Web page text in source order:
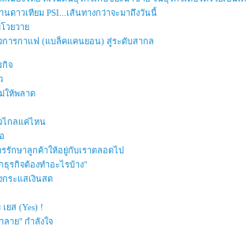
ดาวเทียม PSI...เส้นทางกว่าจะมาถึงวันนี้
วยวาย
การกาแฟ (แบล็คแคนยอน) สู่ระดับสากล
กิจ
ให้พลาด
ไกลแค่ไหน
รักษาลูกค้าให้อยู่กับเราตลอดไป
รกิจต้องทำอะไรบ้าง"
ระแสเงินสด
ยส (Yes) !
ลาย" กำลังใจ